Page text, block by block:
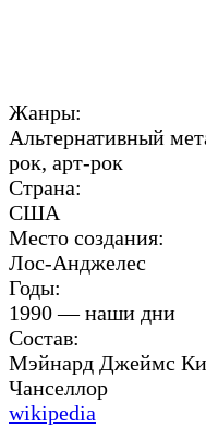
Жанры:
Альтернативный
рок, арт-рок
Страна:
США
Место создания:
Лос-Анджелес
Годы:
1990 — наши дни
Состав:
Мэйнард Джеймс
Чанселлор
wikipedia